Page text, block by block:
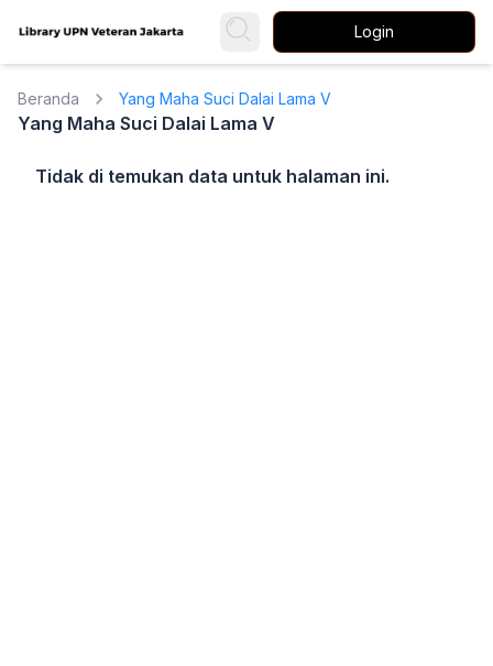
Login
Beranda Yang Maha Suci Dalai Lama V
Yang Maha Suci Dalai Lama V
Tidak di temukan data untuk halaman ini.